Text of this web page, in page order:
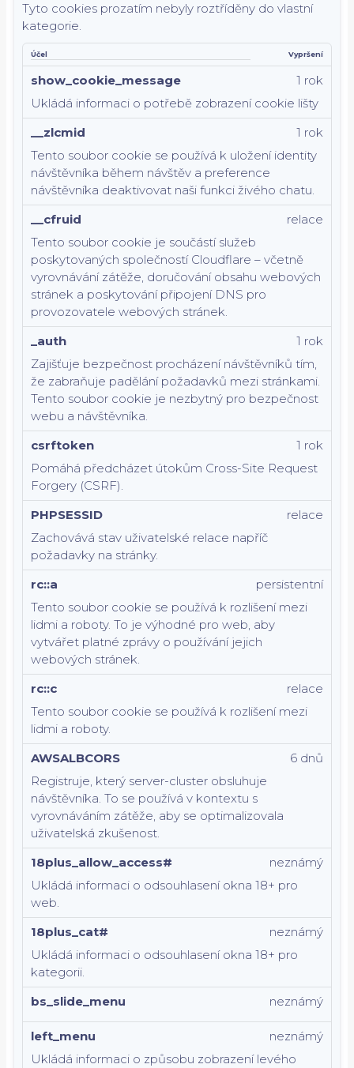
Tyto cookies prozatím nebyly roztříděny do vlastní
kategorie.
Účel Vypršení
show_cookie_message
Ukládá informaci o potřebě zobrazení cookie lišty
1 rok
__zlcmid
Tento soubor cookie se používá k uložení identity
návštěvníka během návštěv a preference
návštěvníka deaktivovat naši funkci živého chatu.
1 rok
__cfruid
Tento soubor cookie je součástí služeb
poskytovaných společností Cloudflare – včetně
vyrovnávání zátěže, doručování obsahu webových
stránek a poskytování připojení DNS pro
provozovatele webových stránek.
relace
_auth
Zajišťuje bezpečnost procházení návštěvníků tím,
že zabraňuje padělání požadavků mezi stránkami.
Tento soubor cookie je nezbytný pro bezpečnost
webu a návštěvníka.
1 rok
csrftoken
Pomáhá předcházet útokům Cross-Site Request
Forgery (CSRF).
1 rok
PHPSESSID
Zachovává stav uživatelské relace napříč
požadavky na stránky.
relace
rc::a
Tento soubor cookie se používá k rozlišení mezi
lidmi a roboty. To je výhodné pro web, aby
vytvářet platné zprávy o používání jejich
webových stránek.
persistentní
rc::c
Tento soubor cookie se používá k rozlišení mezi
lidmi a roboty.
relace
AWSALBCORS
Registruje, který server-cluster obsluhuje
návštěvníka. To se používá v kontextu s
vyrovnáváním zátěže, aby se optimalizovala
uživatelská zkušenost.
6 dnů
18plus_allow_access#
Ukládá informaci o odsouhlasení okna 18+ pro
web.
neznámý
18plus_cat#
Ukládá informaci o odsouhlasení okna 18+ pro
kategorii.
neznámý
bs_slide_menu neznámý
left_menu
Ukládá informaci o způsobu zobrazení levého
neznámý